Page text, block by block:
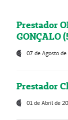
Prestador
GONÇALO
07 de Agosto
Prestador
01 de Abril de